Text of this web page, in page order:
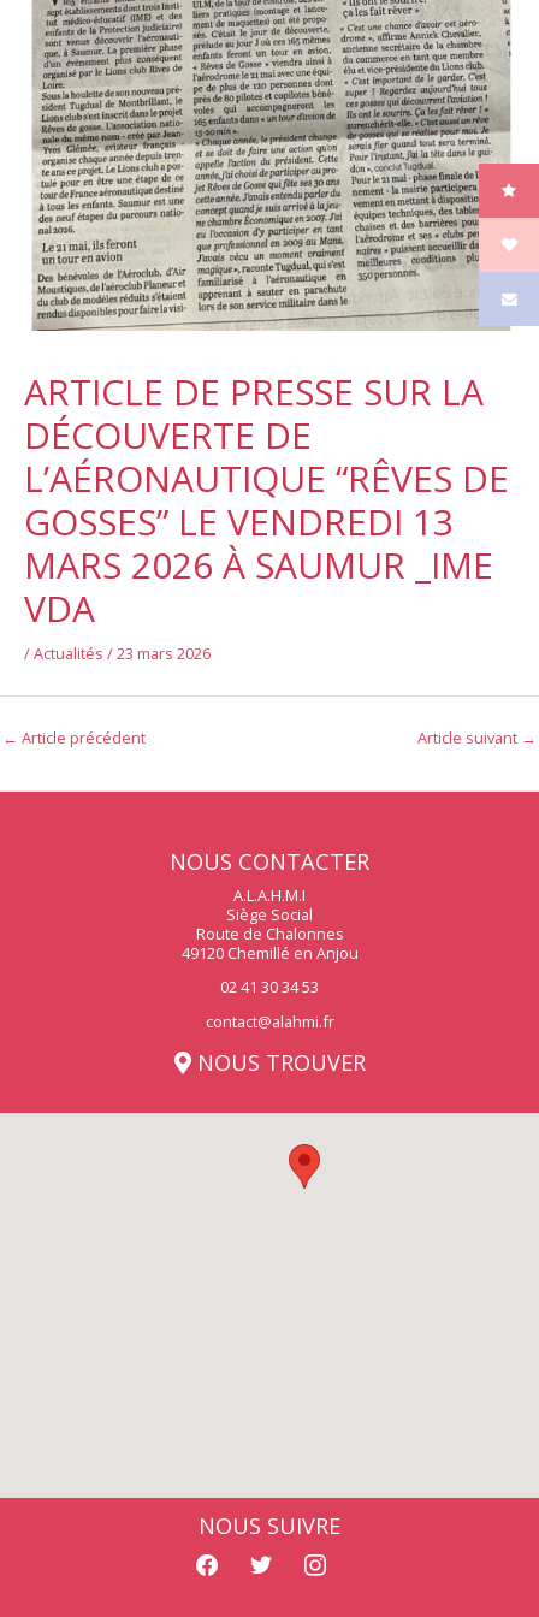
ARTICLE DE PRESSE SUR LA
DÉCOUVERTE DE
L’AÉRONAUTIQUE “RÊVES DE
GOSSES” LE VENDREDI 13
MARS 2026 À SAUMUR _IME
VDA
/Actualités /23 mars 2026
← Article précédent Article suivant →
NOUS CONTACTER
A.L.A.H.M.I
Siège Social
Route de Chalonnes
49120 Chemillé en Anjou
02 41 30 34 53
contact@alahmi.fr
NOUS TROUVER
NOUS SUIVRE
facebooktwitter instagram